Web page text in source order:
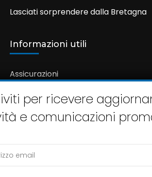
Lasciati sorprendere dalla Bretagna
Informazioni utili
Assicurazioni
Condizioni Generali
Scheda Tecnica